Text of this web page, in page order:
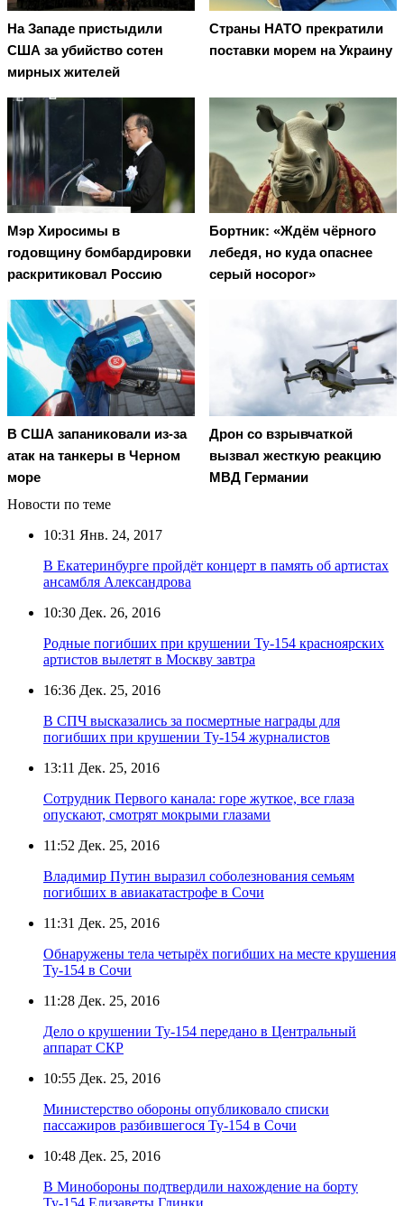
На Западе пристыдили
США за убийство сотен
мирных жителей
Страны НАТО прекратили
поставки морем на Украину
Мэр Хиросимы в
годовщину бомбардировки
раскритиковал Россию
Бортник: «Ждём чёрного
лебедя, но куда опаснее
серый носорог»
В США запаниковали из-за
атак на танкеры в Черном
море
Дрон со взрывчаткой
вызвал жесткую реакцию
МВД Германии
Новости по теме
10:31 Янв. 24, 2017
В Екатеринбурге пройдёт концерт в память об артистах
ансамбля Александрова
10:30 Дек. 26, 2016
Родные погибших при крушении Ту-154 красноярских
артистов вылетят в Москву завтра
16:36 Дек. 25, 2016
В СПЧ высказались за посмертные награды для
погибших при крушении Ту-154 журналистов
13:11 Дек. 25, 2016
Сотрудник Первого канала: горе жуткое, все глаза
опускают, смотрят мокрыми глазами
11:52 Дек. 25, 2016
Владимир Путин выразил соболезнования семьям
погибших в авиакатастрофе в Сочи
11:31 Дек. 25, 2016
Обнаружены тела четырёх погибших на месте крушения
Ту-154 в Сочи
11:28 Дек. 25, 2016
Дело о крушении Ту-154 передано в Центральный
аппарат СКР
10:55 Дек. 25, 2016
Министерство обороны опубликовало списки
пассажиров разбившегося Ту-154 в Сочи
10:48 Дек. 25, 2016
В Минобороны подтвердили нахождение на борту
Ту-154 Елизаветы Глинки